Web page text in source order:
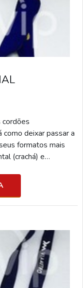
como deixar passar a
formatos mais
(crachá) e
necessário e o